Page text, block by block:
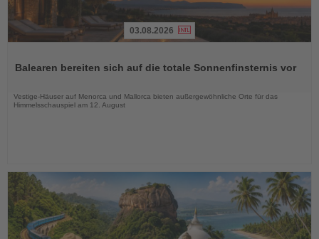
die
03.08.2026
Balearen bereiten sich auf die totale Sonnenfinsternis vor
Vestige-Häuser auf Menorca und Mallorca bieten außergewöhnliche Orte für das
Himmelsschauspiel am 12. August